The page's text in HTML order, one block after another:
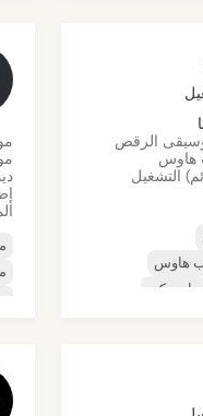
الرقص
هاوس
التشغيل
هاوس
هارد تكنو